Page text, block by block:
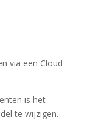
via een Cloud
is het
te wijzigen.